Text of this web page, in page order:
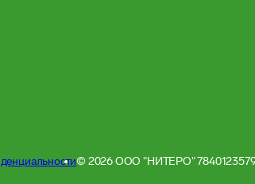
© 2026 ООО "НИТЕРО"